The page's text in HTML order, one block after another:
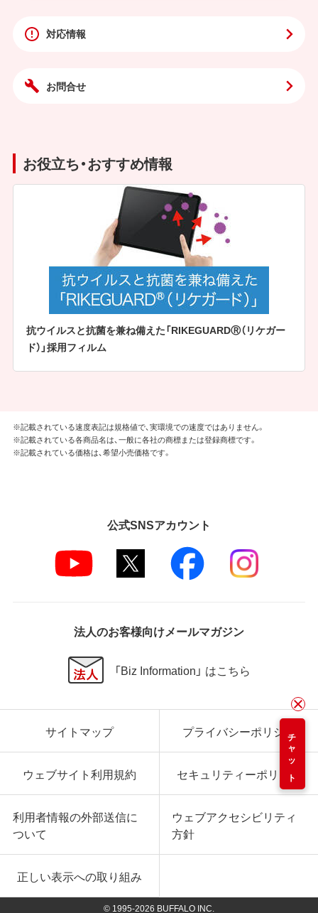
対応情報
お問合せ
お役立ち・おすすめ情報
抗ウイルスと抗菌を兼ね備えた「RIKEGUARDⓇ（リケガー
ド）」採用フィルム
チャット
※記載されている速度表記は規格値で、実環境での速度ではありません。
※記載されている各商品名は、一般に各社の商標または登録商標です。
※記載されている価格は、希望小売価格です。
公式SNSアカウント
法人のお客様向けメールマガジン
「Biz Information」 はこちら
サイトマップ プライバシーポリシー
ウェブサイト利用規約 セキュリティーポリシー
利用者情報の外部送信に
ついて
ウェブアクセシビリティ
方針
正しい表示への取り組み
© 1995-2026 BUFFALO INC.